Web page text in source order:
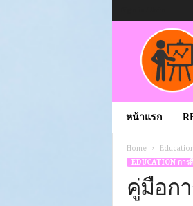
หน้าแรก
Home
EDUCATION การ
คู่มือก